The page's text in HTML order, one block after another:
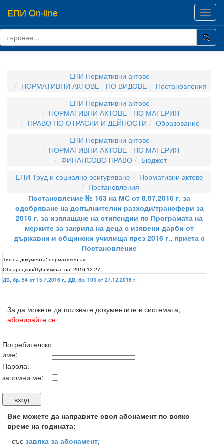
ЕПИ On-line
ЕПИ Нормативни актове
НОРМАТИВНИ АКТОВЕ - ПО ВИДОВЕ
Постановления
ЕПИ Нормативни актове
НОРМАТИВНИ АКТОВЕ - ПО МАТЕРИЯ
ПРАВО ПО ОТРАСЛИ И ДЕЙНОСТИ
Образование
ЕПИ Нормативни актове
НОРМАТИВНИ АКТОВЕ - ПО МАТЕРИЯ
ФИНАНСОВО ПРАВО
Бюджет
ЕПИ Труд и социално осигуряване
Нормативни актове
Постановления
Постановление № 163 на МС от 8.07.2016 г. за
одобряване на допълнителни разходи/трансфери за
2016 г. за изплащане на стипендии по Програмата на
мерките за закрила на деца с изявени дарби от
държавни и общински училища през 2016 г., приета с
Постановление
Тип на документа: нормативен акт
Обнародван/Публикуван на: 2016-12-27
ДВ, бр. 54 от 15.7.2016 г., ДВ, бр. 103 от 27.12.2016 г.
За да можете да ползвате документите в системата,
абонирайте се
Потребителско
име:
Парола:
запомни ме:
Вие можете да направите своя абонамент по всяко
време на годината:
- със завяка за абонамент;